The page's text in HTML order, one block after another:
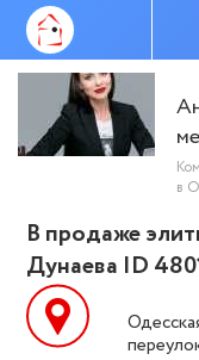
в
В продаже
Дунаева ID